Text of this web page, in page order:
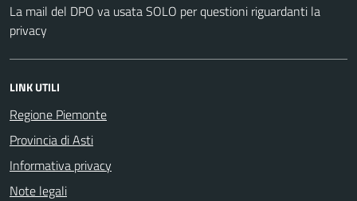
La mail del DPO va usata SOLO per questioni riguardanti la
privacy
LINK UTILI
Regione Piemonte
Provincia di Asti
Informativa privacy
Note legali